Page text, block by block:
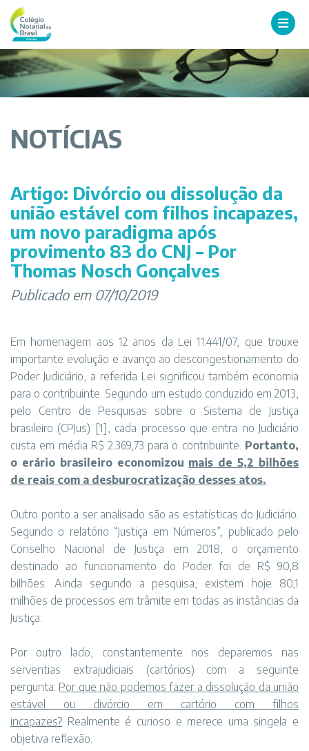
NOTÍCIAS
Artigo: Divórcio ou dissolução da
união estável com filhos incapazes,
um novo paradigma após
provimento 83 do CNJ – Por
Thomas Nosch Gonçalves
Publicado em 07/10/2019
Em homenagem aos 12 anos da Lei 11.441/07, que trouxe
importante evolução e avanço ao descongestionamento do
Poder Judiciário, a referida Lei significou também economia
para o contribuinte. Segundo um estudo conduzido em 2013,
pelo Centro de Pesquisas sobre o Sistema de Justiça
brasileiro (CPJus) [1] , cada processo que entra no Judiciário
custa em média R$ 2.369,73 para o contribuinte. Portanto,
o erário brasileiro economizou mais de 5,2 bilhões
de reais com a desburocratização desses atos.
Outro ponto a ser analisado são as estatísticas do Judiciário.
Segundo o relatório “Justiça em Números”, publicado pelo
Conselho Nacional de Justiça em 2018, o orçamento
destinado ao funcionamento do Poder foi de R$ 90,8
bilhões. Ainda segundo a pesquisa, existem hoje 80,1
milhões de processos em trâmite em todas as instâncias da
Justiça.
Por outro lado, constantemente nos deparemos nas
serventias extrajudiciais (cartórios) com a seguinte
pergunta: Por que não podemos fazer a dissolução da união
estável ou divórcio em cartório com filhos
incapazes? Realmente é curioso e merece uma singela e
objetiva reflexão.